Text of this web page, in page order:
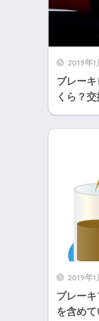
2019年1
ブレー
くら？
2019年1
ブレー
を含めて